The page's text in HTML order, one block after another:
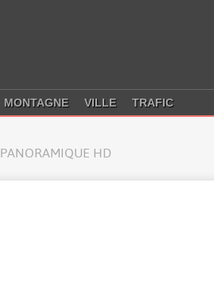
MONTAGNE VILLE TRAFIC
PANORAMIQUE HD